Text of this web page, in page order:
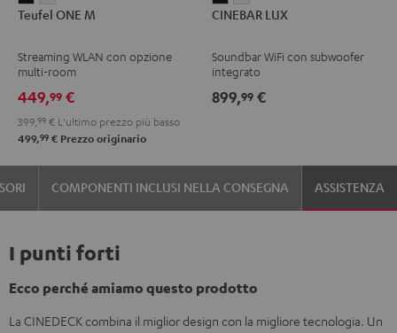
ONE
Nero
ONE
Bianco
Teufel ONE M
Streaming WLAN con opzione
multi-room
449,99 €
399, 99 € L'ultimo prezzo più basso
499,99 € Prezzo originario
LUXLUX
CINEBAR LUX
Soundbar WiFi con subwoofer
integrato
899,99 €
COMPONENTI INCLUSI NELLA CONSEGNA ASSISTENZA
I punti forti
Ecco perché amiamo questo prodotto
La CINEDECK combina il miglior design con la migliore tecnologia. Un